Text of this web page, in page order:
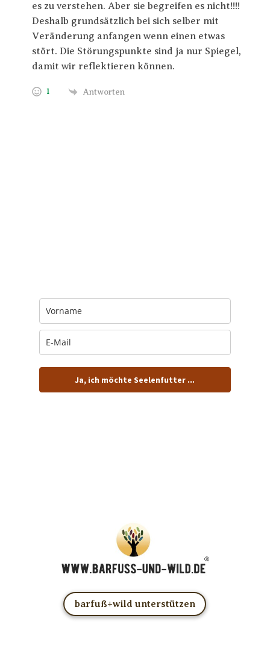
es zu verstehen. Aber sie begreifen es nicht!!!!
Deshalb grundsätzlich bei sich selber mit
Veränderung anfangen wenn einen etwas
stört. Die Störungspunkte sind ja nur Spiegel,
damit wir reflektieren können.
1 Antworten
Ja, ich möchte Seelenfutter ...
barfuß+wild unterstützen